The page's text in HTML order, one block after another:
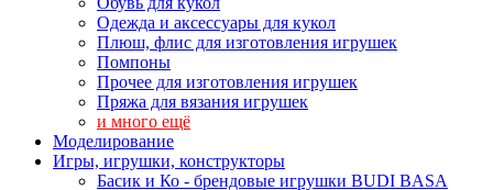
Одежда и аксессуары для кукол
Плюш, флис для изготовления игрушек
Помпоны
Прочее для изготовления игрушек
Пряжа для вязания игрушек
и много ещё
Моделирование
Игры, игрушки, конструкторы
Басик и Ко - брендовые игрушки BUDI BASA